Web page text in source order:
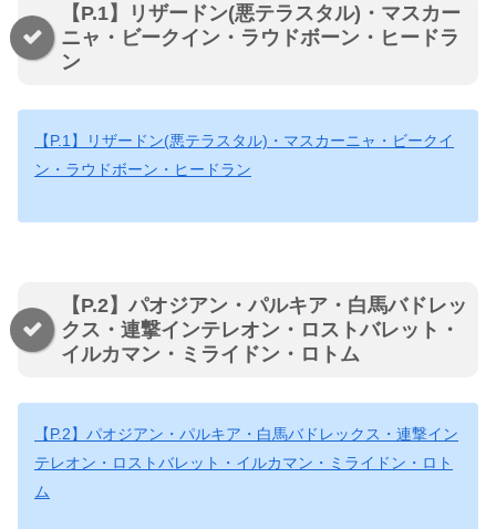
【P.1】リザードン(悪テラスタル)・マスカー
ニャ・ビークイン・ラウドボーン・ヒードラ
ン
【P.1】リザードン(悪テラスタル)・マスカーニャ・ビークイ
ン・ラウドボーン・ヒードラン
【P.2】パオジアン・パルキア・白馬バドレッ
クス・連撃インテレオン・ロストバレット・
イルカマン・ミライドン・ロトム
【P.2】パオジアン・パルキア・白馬バドレックス・連撃イン
テレオン・ロストバレット・イルカマン・ミライドン・ロト
ム